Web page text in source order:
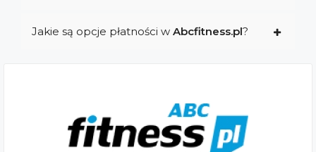
Jakie są opcje płatności w Abcfitness.pl?